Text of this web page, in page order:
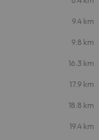
9.4 km
9.8 km
16.3 km
17.9 km
18.8 km
19.4 km